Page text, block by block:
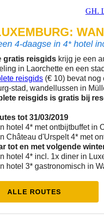
4-daagse in 4* hotel
gratis reisgids krijg je een
in Laorchette en een
reisgids (€ 10) bevat
stad, wandellussen in
reisgids is gratis bij
tot 31/03/2019
hotel 4* met ontbijtbuffet in
Château d'Urspelt 4* met
tot en met volgende
hotel 4* incl. 1x diner in
hotel 3* gastronomisch in
ALLE ROUTES